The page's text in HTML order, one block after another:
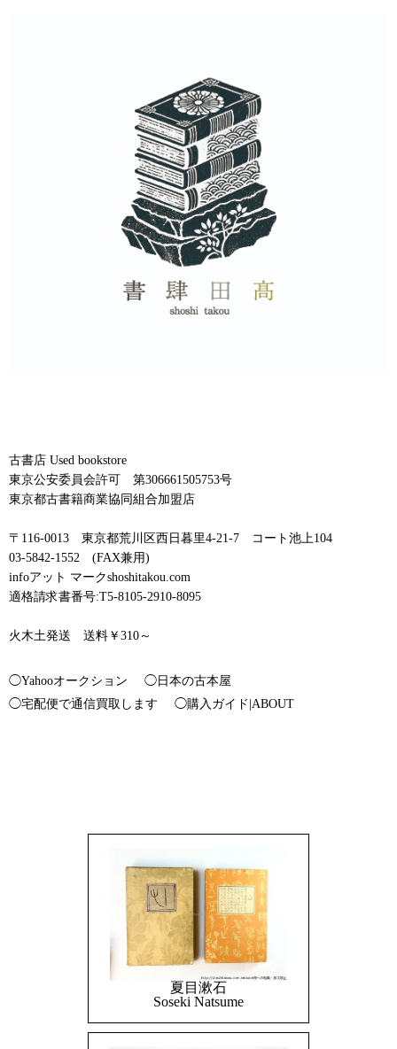
古書店 Used bookstore
東京公安委員会許可 第306661505753号
東京都古書籍商業協同組合加盟店
〒116-0013 東京都荒川区西日暮里4-21-7 コート池上104
03-5842-1552 (FAX兼用)
infoアット マークshoshitakou.com
適格請求書番号:T5-8105-2910-8095
火木土発送 送料￥310～
◯Yahooオークション
◯日本の古本屋
◯宅配便で通信買取します
◯購入ガイド|ABOUT
夏目漱石
Soseki Natsume